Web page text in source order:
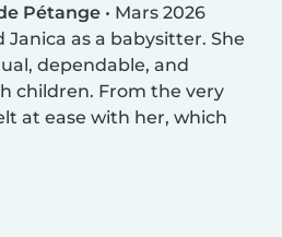
Pétange • Mars 2026
as a babysitter. She
dependable, and
children. From the very
at ease with her, which